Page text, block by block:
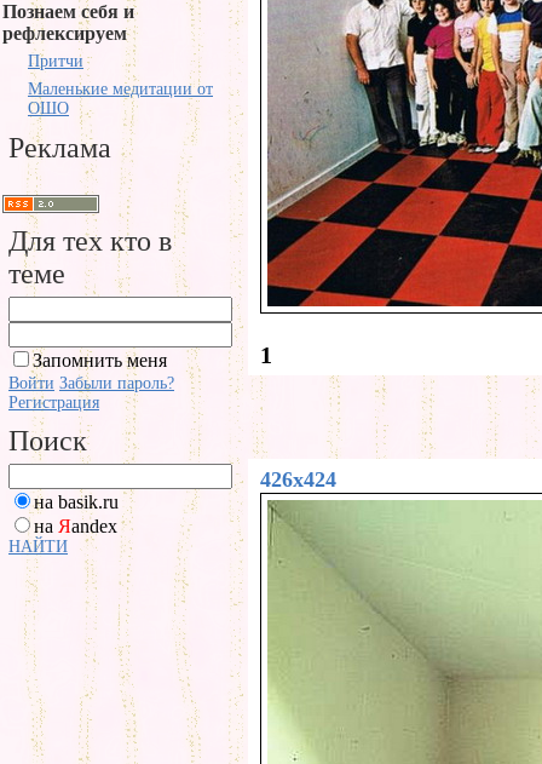
Познаем себя и
рефлексируем
Притчи
Маленькие медитации от
ОШО
Реклама
Для тех кто в
теме
Запомнить меня
Войти Забыли пароль?
Регистрация
Поиск
на basik.ru
на Яandex
НАЙТИ
1
426x424